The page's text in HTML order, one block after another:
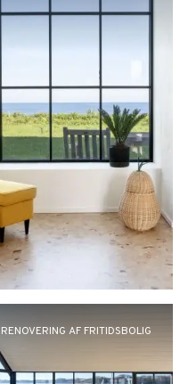
RENOVERING AF FRITIDSBOLIG